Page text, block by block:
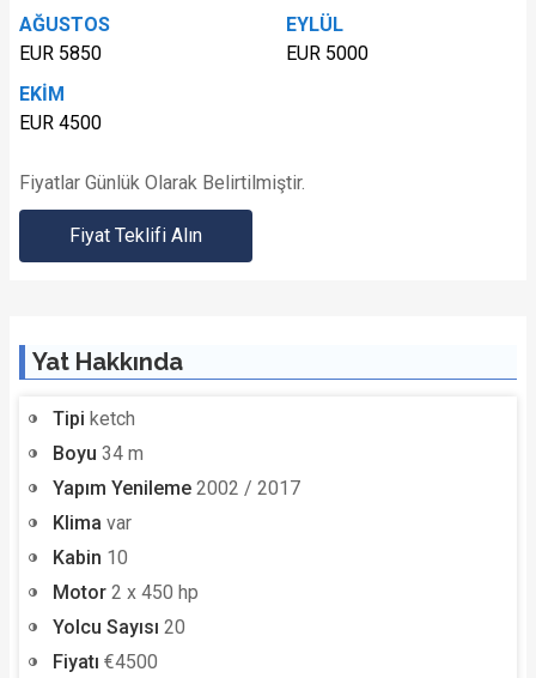
AĞUSTOS
EUR 5850
EYLÜL
EUR 5000
EKİM
EUR 4500
Fiyatlar Günlük Olarak Belirtilmiştir.
Fiyat Teklifi Alın
Yat Hakkında
Tipi ketch
Boyu 34 m
Yapım Yenileme 2002 / 2017
Klima var
Kabin 10
Motor 2 x 450 hp
Yolcu Sayısı 20
Fiyatı €4500